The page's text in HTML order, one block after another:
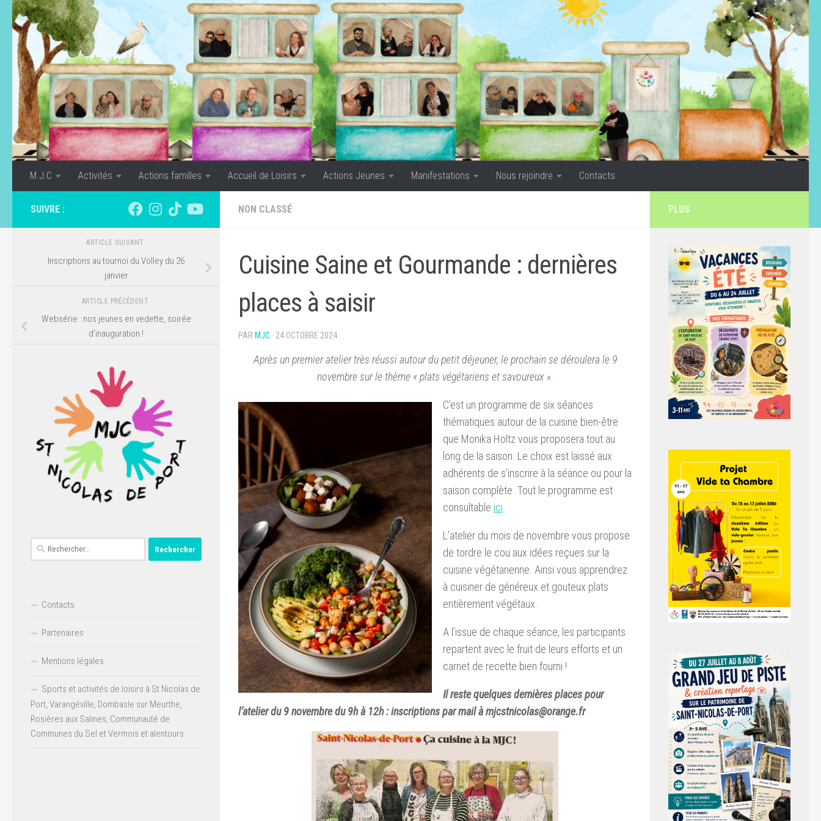
Skip to content
M.J.C Activités Actions familles Accueil de Loisirs Actions Jeunes Manifestations Nous rejoindre Contacts
NON CLASSÉ
Cuisine Saine et Gourmande : dernières
places à saisir
PAR MJC · 24 OCTOBRE 2024
Après un premier atelier très réussi autour du petit déjeuner, le prochain se déroulera le 9
novembre sur le thème « plats végétariens et savoureux ».
C’est un programme de six séances
thématiques autour de la cuisine bien-être
que Monika Holtz vous proposera tout au
long de la saison. Le choix est laissé aux
adhérents de s’inscrire à la séance ou pour la
saison complète. Tout le programme est
consultable ici.
L’atelier du mois de novembre vous propose
de tordre le cou aux idées reçues sur la
cuisine végétarienne. Ainsi vous apprendrez
à cuisiner de généreux et gouteux plats
entièrement végétaux.
A l’issue de chaque séance, les participants
repartent avec le fruit de leurs efforts et un
carnet de recette bien fourni !
Il reste quelques dernières places pour
l’atelier du 9 novembre du 9h à 12h : inscriptions par mail à mjcstnicolas@orange.fr
SUIVRE :
ARTICLE SUIVANT
Inscriptions au tournoi du Volley du 26
janvier
ARTICLE PRÉCÉDENT
Websérie : nos jeunes en vedette, soirée
d’inauguration !
Rechercher :
Contacts
Partenaires
Mentions légales
Sports et activités de loisirs à St Nicolas de
Port, Varangéville, Dombasle sur Meurthe,
Rosières aux Salines, Communauté de
Communes du Sel et Vermois et alentours
PLUS